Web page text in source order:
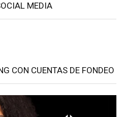
MEDIA
CON CUENTAS DE FONDEO